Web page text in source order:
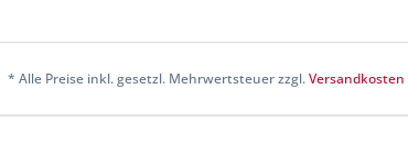
* Alle Preise inkl. gesetzl. Mehrwertsteuer zzgl.Versandkosten